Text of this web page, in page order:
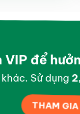
để
Sử dụng
THAM